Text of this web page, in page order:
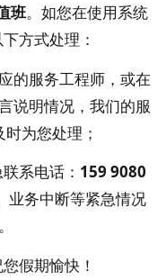
班。如您在使用系统
方式处理：
的服务工程师，或在
说明情况，我们的服
为您处理；
系电话： 159 9080
业务中断等紧急情况
假期愉快！